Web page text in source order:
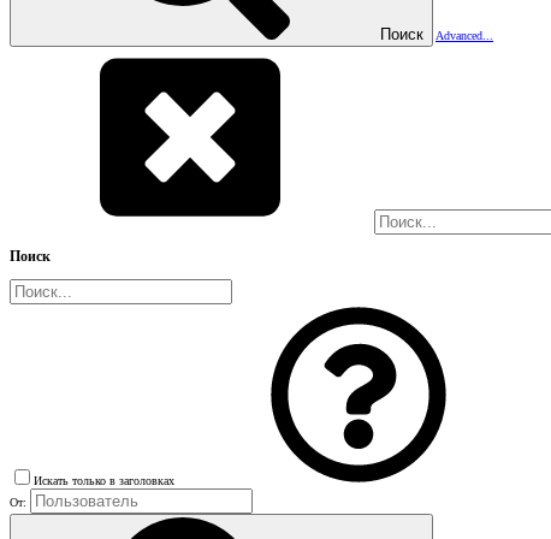
Поиск Advanced...
Поиск
Искать только в заголовках
От: